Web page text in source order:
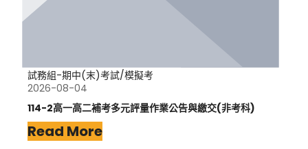
試務組-期中(末)考試/模擬考
2026-08-04
114-2高一高二補考多元評量作業公告與繳交(非考科)
Read More